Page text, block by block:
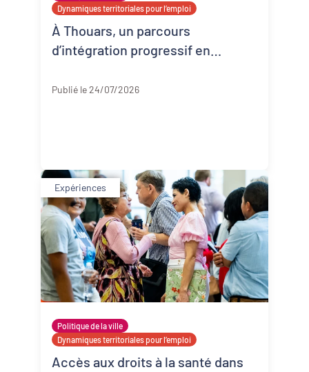
Dynamiques territoriales pour l’emploi
À Thouars, un parcours
d’intégration progressif en
Publié le 24/07/2026
Expériences
Politique de la ville
Dynamiques territoriales pour l’emploi
Accès aux droits à la santé dans